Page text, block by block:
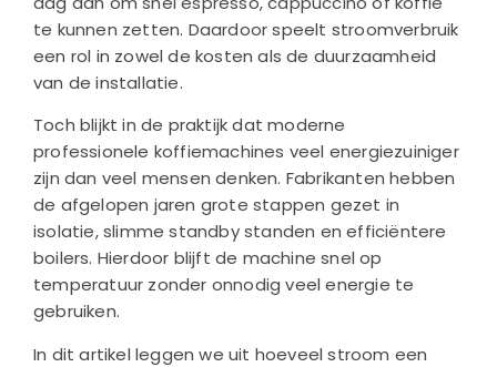
te kunnen zetten. Daardoor speelt stroomverbruik
een rol in zowel de kosten als de duurzaamheid
van de installatie.
Toch blijkt in de praktijk dat moderne
professionele koffiemachines veel energiezuiniger
zijn dan veel mensen denken. Fabrikanten hebben
de afgelopen jaren grote stappen gezet in
isolatie, slimme standby standen en efficiëntere
boilers. Hierdoor blijft de machine snel op
temperatuur zonder onnodig veel energie te
gebruiken.
In dit artikel leggen we uit hoeveel stroom een